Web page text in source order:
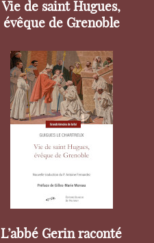
Vie de saint Hugues,
évêque de Grenoble
L’abbé Gerin raconté